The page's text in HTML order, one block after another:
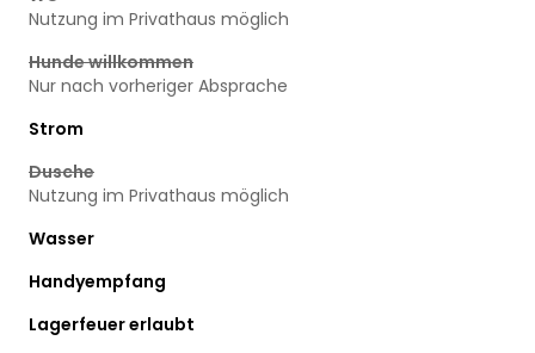
Nutzung im Privathaus möglich
Hunde willkommen
Nur nach vorheriger Absprache
Strom
Dusche
Nutzung im Privathaus möglich
Wasser
Handyempfang
Lagerfeuer erlaubt